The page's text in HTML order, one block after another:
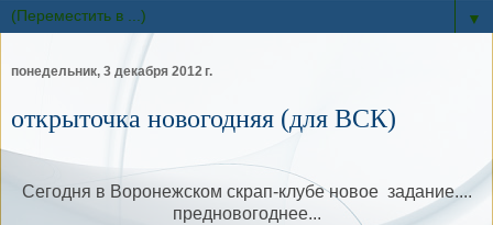
▼
понедельник, 3 декабря 2012 г.
открыточка новогодняя (для ВСК)
Сегодня в Воронежском скрап-клубеновое задание....
предновогоднее...